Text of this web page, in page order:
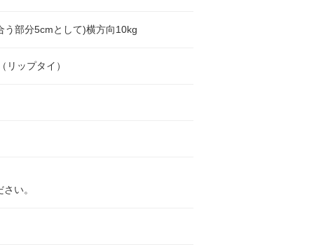
う部分5cmとして)横方向10kg
リップタイ）
い。